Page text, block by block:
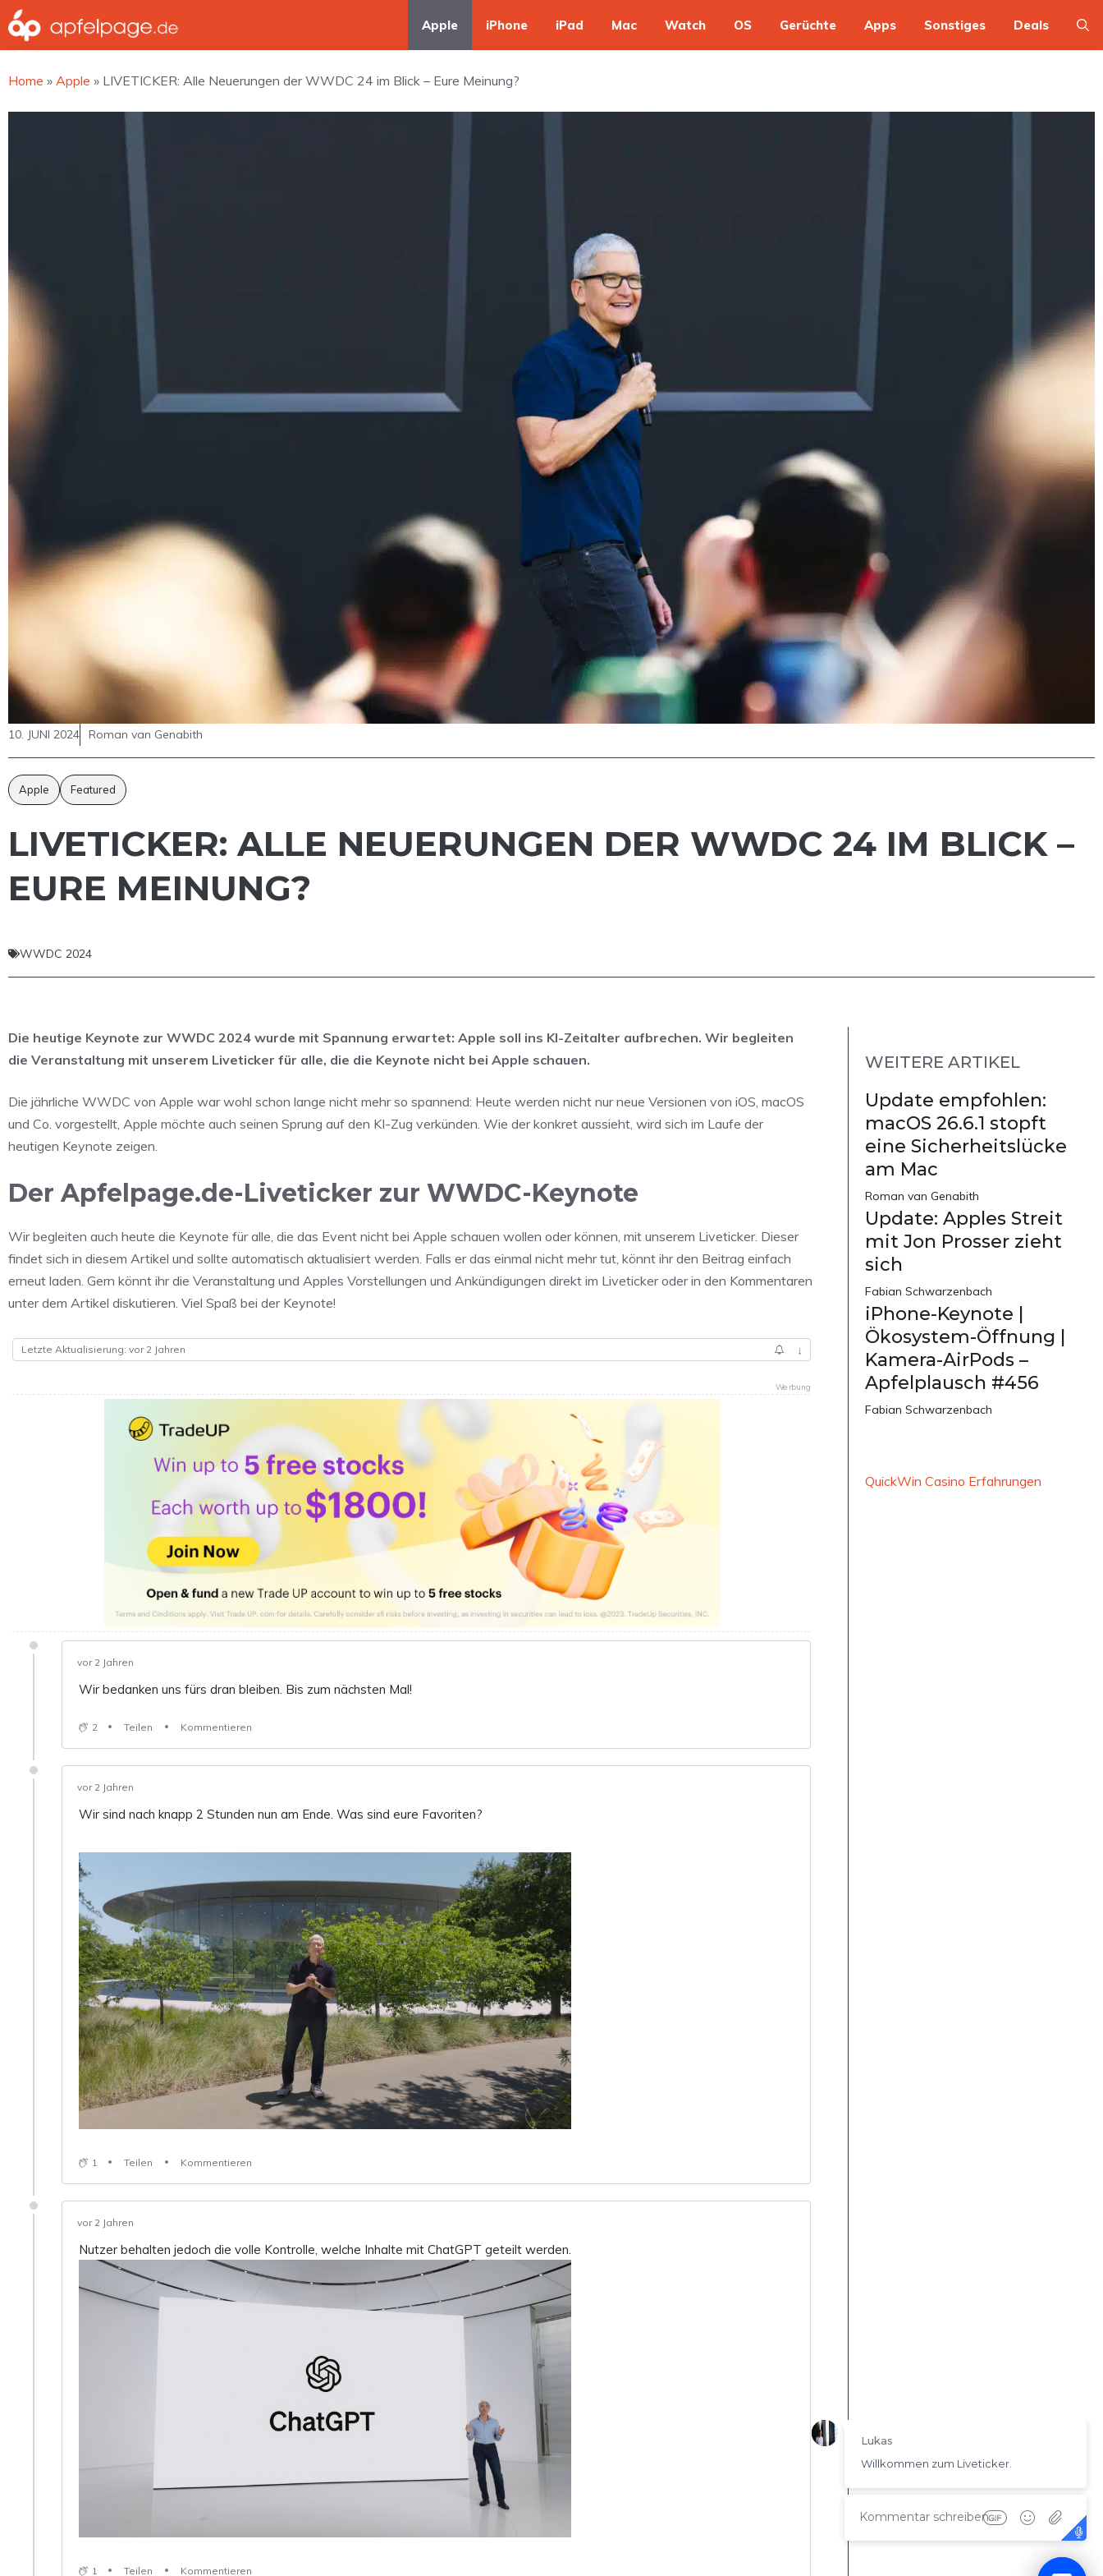
Zum
Inhalt
springen
Apple iPhone iPad Mac Watch OS Gerüchte Apps Sonstiges Deals
Home » Apple » LIVETICKER: Alle Neuerungen der WWDC 24 im Blick – Eure Meinung?
10. JUNI 2024 Roman van Genabith
Apple Featured
LIVETICKER: ALLE NEUERUNGEN DER WWDC 24 IM BLICK –
EURE MEINUNG?
WWDC 2024
Die heutige Keynote zur WWDC 2024 wurde mit Spannung erwartet: Apple soll ins KI-Zeitalter aufbrechen. Wir begleiten
die Veranstaltung mit unserem Liveticker für alle, die die Keynote nicht bei Apple schauen.
Die jährliche WWDC von Apple war wohl schon lange nicht mehr so spannend: Heute werden nicht nur neue Versionen von iOS, macOS
und Co. vorgestellt, Apple möchte auch seinen Sprung auf den KI-Zug verkünden. Wie der konkret aussieht, wird sich im Laufe der
heutigen Keynote zeigen.
Der Apfelpage.de-Liveticker zur WWDC-Keynote
Wir begleiten auch heute die Keynote für alle, die das Event nicht bei Apple schauen wollen oder können, mit unserem Liveticker. Dieser
findet sich in diesem Artikel und sollte automatisch aktualisiert werden. Falls er das einmal nicht mehr tut, könnt ihr den Beitrag einfach
erneut laden. Gern könnt ihr die Veranstaltung und Apples Vorstellungen und Ankündigungen direkt im Liveticker oder in den Kommentaren
unter dem Artikel diskutieren. Viel Spaß bei der Keynote!
Letzte Aktualisierung: vor 2 Jahren ↓
Werbung
vor 2 Jahren
Wir bedanken uns fürs dran bleiben. Bis zum nächsten Mal!
2 Teilen Kommentieren
vor 2 Jahren
Wir sind nach knapp 2 Stunden nun am Ende. Was sind eure Favoriten?
1 Teilen Kommentieren
vor 2 Jahren
Nutzer behalten jedoch die volle Kontrolle, welche Inhalte mit ChatGPT geteilt werden.
1 Teilen Kommentieren
WEITERE ARTIKEL
Update empfohlen:
macOS 26.6.1 stopft
eine Sicherheitslücke
am Mac
Roman van Genabith
Update: Apples Streit
mit Jon Prosser zieht
sich
Fabian Schwarzenbach
iPhone-Keynote |
Ökosystem-Öffnung |
Kamera-AirPods –
Apfelplausch #456
Fabian Schwarzenbach
QuickWin Casino Erfahrungen